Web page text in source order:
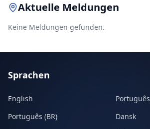
Aktuelle Meldungen
Keine Meldungen gefunden.
Sprachen
English
Português
Português (BR)
Dansk